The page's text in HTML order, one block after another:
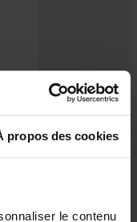
propos des cookies
le contenu
- 1 Analog-Ausgang -
V DC